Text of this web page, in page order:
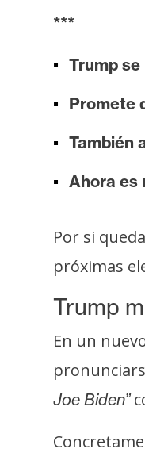
i
i
N
t
a
s
e
P
r
e
s
a
***
Trump
Promete
También
Ahora es
Por si
próximas
Trump
En un
Joe Biden”